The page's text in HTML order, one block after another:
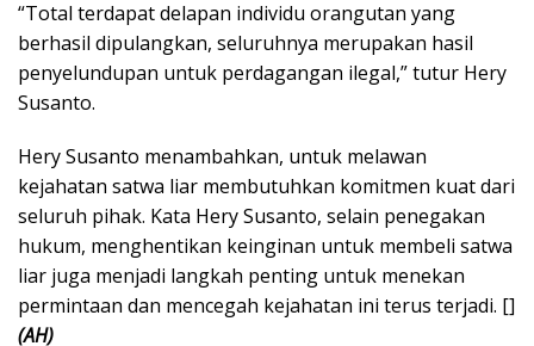
“Total terdapat delapan individu orangutan yang
berhasil dipulangkan, seluruhnya merupakan hasil
penyelundupan untuk perdagangan ilegal,” tutur Hery
Susanto.
Hery Susanto menambahkan, untuk melawan
kejahatan satwa liar membutuhkan komitmen kuat dari
seluruh pihak. Kata Hery Susanto, selain penegakan
hukum, menghentikan keinginan untuk membeli satwa
liar juga menjadi langkah penting untuk menekan
permintaan dan mencegah kejahatan ini terus terjadi. []
(AH)